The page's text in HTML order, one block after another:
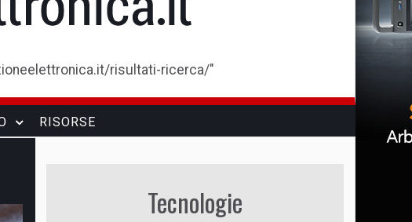
risultati-ricerca/"
RISORSE
Tecnologie